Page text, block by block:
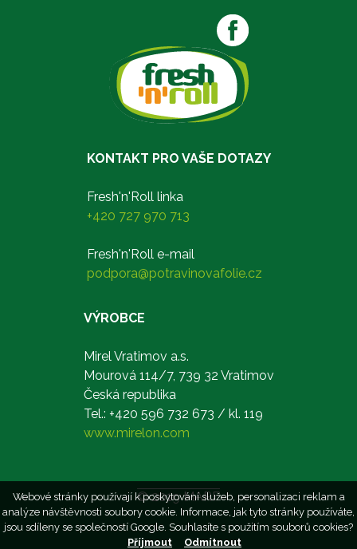
Webové stránky používají k poskytování služeb, personalizaci reklam a
analýze návštěvnosti soubory cookie. Informace, jak tyto stránky používáte,
jsou sdíleny se společností Google. Souhlasíte s použitím souborů cookies?
Příjmout
Odmítnout
KONTAKT PRO VAŠE DOTAZY
Fresh'n'Roll linka
+420 727 970 713
Fresh'n'Roll e-mail
podpora@potravinovafolie.cz
VÝROBCE
Mirel Vratimov a.s.
Mourová 114/7, 739 32 Vratimov
Česká republika
Tel.: +420 596 732 673 / kl. 119
www.mirelon.com
© 2019 MARF